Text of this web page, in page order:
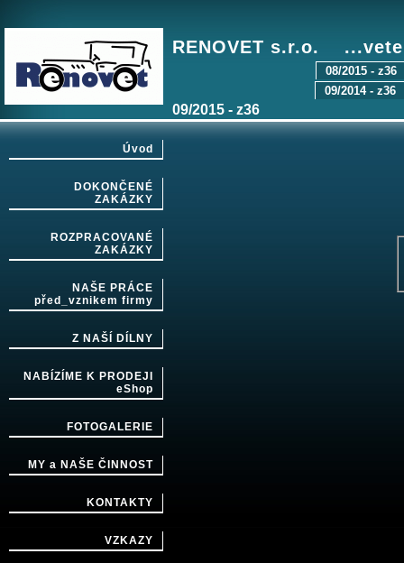
RENOVET s.r.o.
09/2015 - z36
08/2015 - z36
09/2014 - z36
Úvod
DOKONČENÉ
ZAKÁZKY
ROZPRACOVANÉ
ZAKÁZKY
NAŠE PRÁCE
před_vznikem firmy
Z NAŠÍ DÍLNY
NABÍZÍME K PRODEJI
eShop
FOTOGALERIE
MY a NAŠE ČINNOST
KONTAKTY
VZKAZY